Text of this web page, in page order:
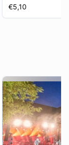
€5,10